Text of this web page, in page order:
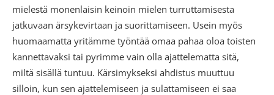
mielestä monenlaisin keinoin mielen turruttamisesta
jatkuvaan ärsykevirtaan ja suorittamiseen. Usein myös
huomaamatta yritämme työntää omaa pahaa oloa toisten
kannettavaksi tai pyrimme vain olla ajattelematta sitä,
miltä sisällä tuntuu. Kärsimykseksi ahdistus muuttuu
silloin, kun sen ajattelemiseen ja sulattamiseen ei saa